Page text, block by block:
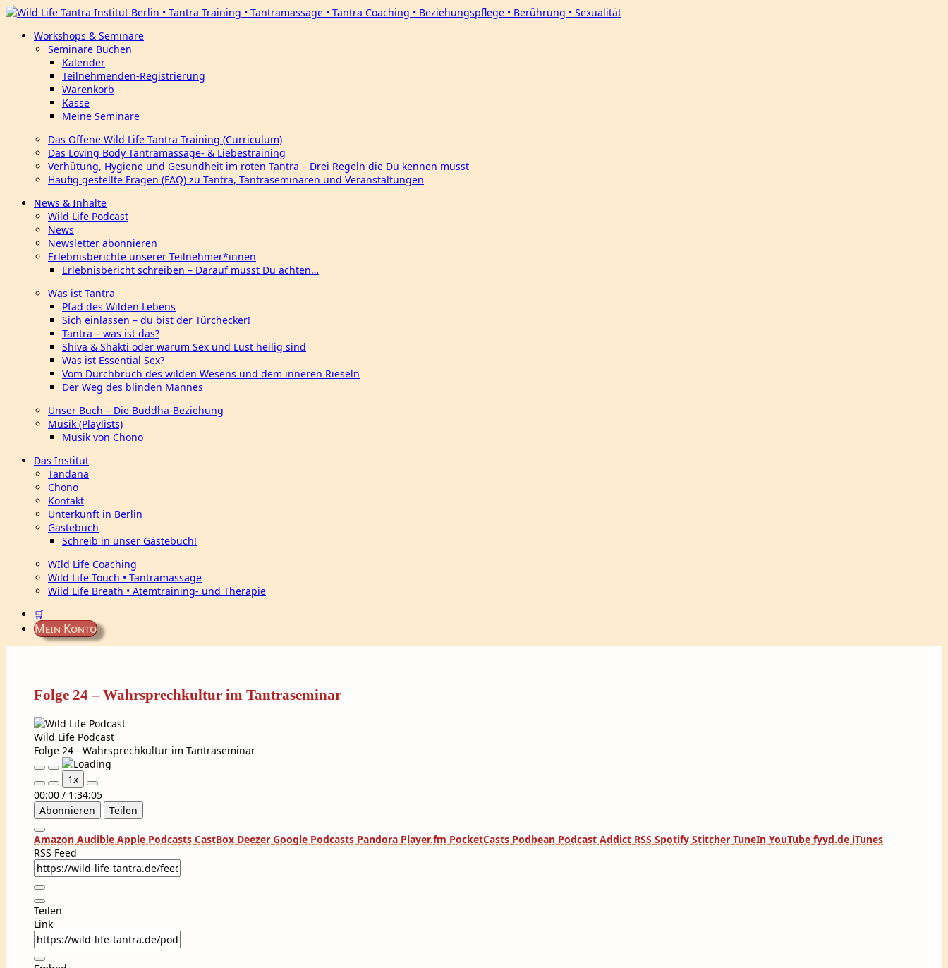
Workshops & Seminare
Seminare Buchen
Kalender
Teilnehmenden-Registrierung
Warenkorb
Kasse
Meine Seminare
Das Offene Wild Life Tantra Training (Curriculum)
Das Loving Body Tantramassage- & Liebestraining
Verhütung, Hygiene und Gesundheit im roten Tantra – Drei Regeln die Du kennen musst
Häufig gestellte Fragen (FAQ) zu Tantra, Tantraseminaren und Veranstaltungen
News & Inhalte
Wild Life Podcast
News
Newsletter abonnieren
Erlebnisberichte unserer Teilnehmer*innen
Erlebnisbericht schreiben – Darauf musst Du achten…
Was ist Tantra
Pfad des Wilden Lebens
Sich einlassen – du bist der Türchecker!
Tantra – was ist das?
Shiva & Shakti oder warum Sex und Lust heilig sind
Was ist Essential Sex?
Vom Durchbruch des wilden Wesens und dem inneren Rieseln
Der Weg des blinden Mannes
Unser Buch – Die Buddha-Beziehung
Musik (Playlists)
Musik von Chono
Das Institut
Tandana
Chono
Kontakt
Unterkunft in Berlin
Gästebuch
Schreib in unser Gästebuch!
WIld Life Coaching
Wild Life Touch • Tantramassage
Wild Life Breath • Atemtraining- und Therapie
🛒
Mein Konto
Folge 24 – Wahrsprechkultur im Tantraseminar
Wild Life Podcast
Folge 24 - Wahrsprechkultur im Tantraseminar
Play
Episode
Pause
Episode
1x
00:00 / 1:34:05
Abonnieren
Teilen
Amazon Audible Apple Podcasts CastBox Deezer Google Podcasts Pandora Player.fm PocketCasts Podbean Podcast Addict RSS Spotify Stitcher TuneIn YouTube fyyd.de iTunes
RSS Feed
Teilen
Link